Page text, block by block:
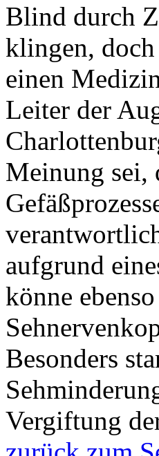
Blind durch
klingen,
einen
Leiter der
Meinung sei,
aufgrund
könne
Besonders
Vergiftung